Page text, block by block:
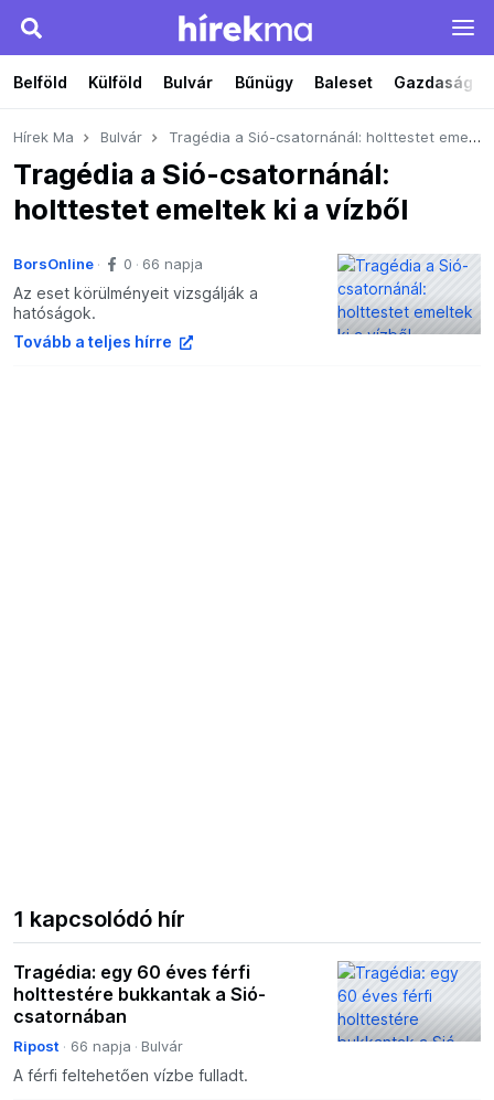
Belföld Külföld Bulvár Bűnügy Baleset Gazdaság
Hírek Ma Bulvár Tragédia a Sió-csatornánál: holttestet emeltek ki a vízből
Tragédia a Sió-csatornánál:
holttestet emeltek ki a vízből
BorsOnline 0 66 napja
Az eset körülményeit vizsgálják a
hatóságok.
Tovább a teljes hírre
1 kapcsolódó hír
Tragédia: egy 60 éves férfi
holttestére bukkantak a Sió-
csatornában
Ripost 66 napja Bulvár
A férfi feltehetően vízbe fulladt.